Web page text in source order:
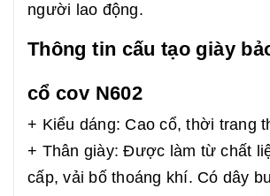
người lao động.
Thông tin cấu tạo giày
cổ cov N602
+ Kiểu dáng: Cao cổ, thời trang
+ Thân giày: Được làm từ chất
cấp, vải bố thoáng khí. Có dây